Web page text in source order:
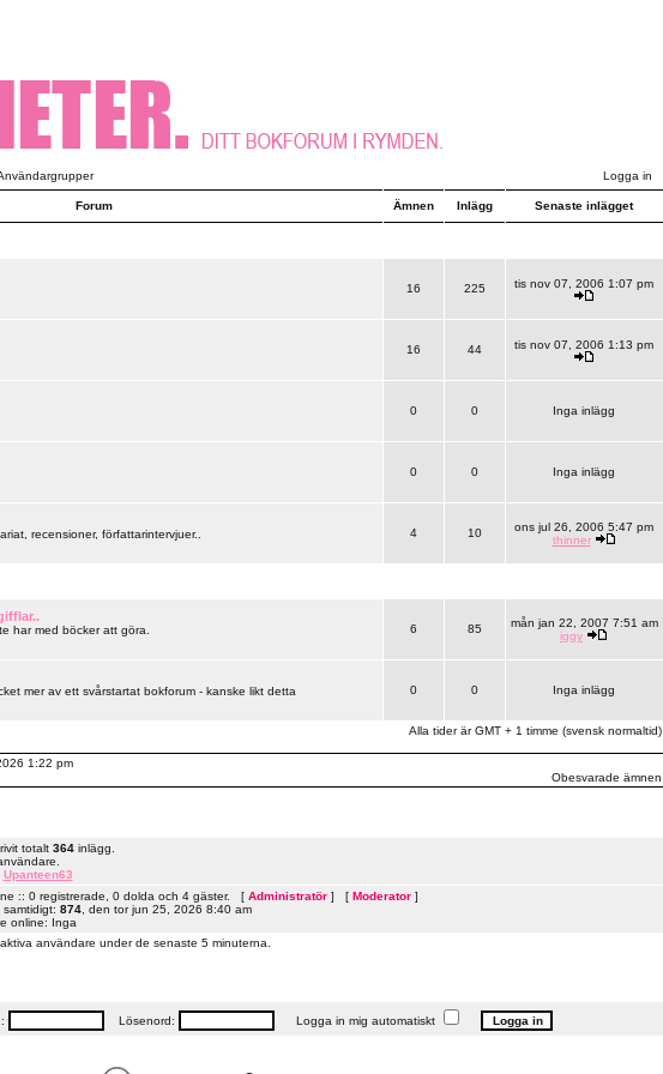
Logga in
Forum Ämnen Inlägg Senaste inlägget
16 225 tis nov 07, 2006 1:07 pm
16 44 tis nov 07, 2006 1:13 pm
0 0 Inga inlägg
0 0 Inga inlägg
recensioner, författarintervjuer.. 4 10
ons jul 26, 2006 5:47 pm
thinner
har med böcker att göra. 6 85
mån jan 22, 2007 7:51 am
iggy
mer av ett svårstartat bokforum - kanske likt detta 0 0 Inga inlägg
Alla tider är GMT + 1 timme (svensk normaltid)
1:22 pm
Obesvarade ämnen
totalt 364inlägg.
Upanteen63
:: 0 registrerade, 0 dolda och 4 gäster. [ Administratör] [ Moderator]
874, den tor jun 25, 2026 8:40 am
online: Inga
användare under de senaste 5 minuterna.
Lösenord: Logga in mig automatiskt